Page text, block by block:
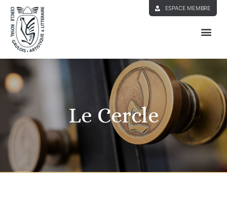
ESPACE MEMBRE
Le Cercle